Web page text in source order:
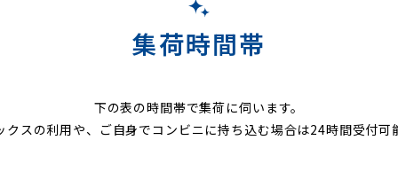
集荷時間帯
下の表の時間帯で集荷に伺います。
クスの利用や、ご自身でコンビニに持ち込む場合は24時間受付可